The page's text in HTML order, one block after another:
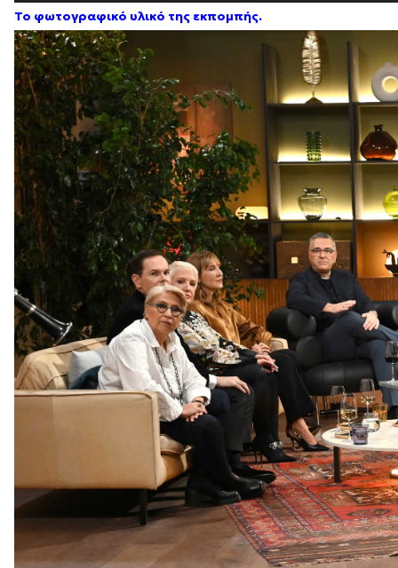
Το φωτογραφικό υλικό της εκπομπής.